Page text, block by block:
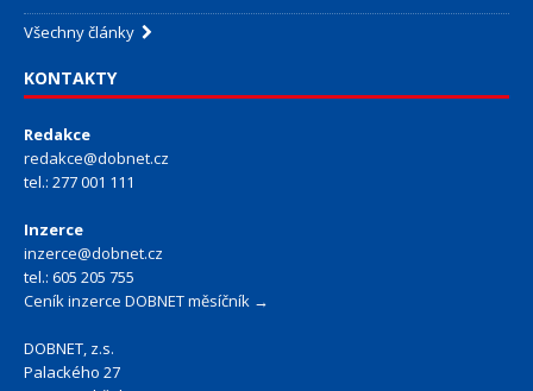
Všechny články
KONTAKTY
Redakce
redakce@dobnet.cz
tel.: 277 001 111
Inzerce
inzerce@dobnet.cz
tel.: 605 205 755
Ceník inzerce DOBNET měsíčník →
DOBNET, z.s.
Palackého 27